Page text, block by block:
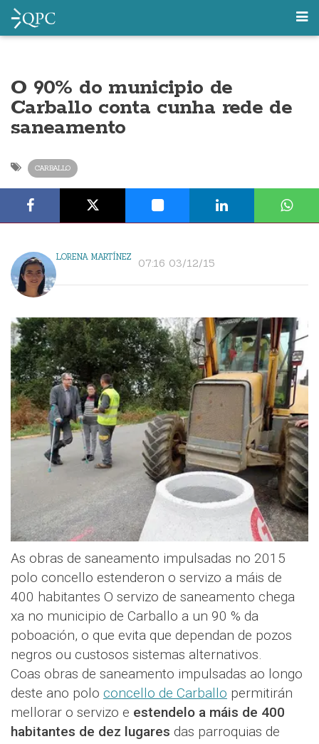
O 90% do municipio de
Carballo conta cunha rede de
saneamento
CARBALLO
LORENA MARTÍNEZ 07:16 03/12/15
As obras de saneamento impulsadas no 2015
polo concello estenderon o servizo a máis de
400 habitantes O servizo de saneamento chega
xa no municipio de Carballo a un 90 % da
poboación, o que evita que dependan de pozos
negros ou custosos sistemas alternativos.
Coas obras de saneamento impulsadas ao longo
deste ano polo concello de Carballo permitirán
mellorar o servizo e estendelo a máis de 400
habitantes de dez lugares das parroquias de